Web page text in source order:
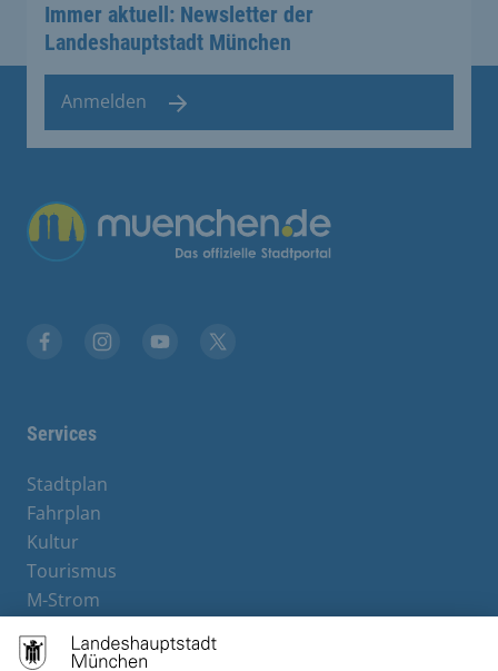
Immer aktuell: Newsletter der
Landeshauptstadt München
Anmelden
Übergreifende Links
Services
Stadtplan
Fahrplan
Kultur
Tourismus
M-Strom
Hotels